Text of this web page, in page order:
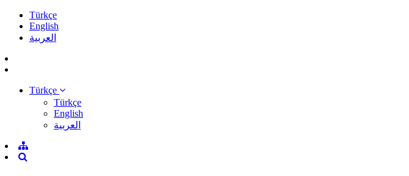
Türkçe
English
العربية
Türkçe
Türkçe
English
العربية